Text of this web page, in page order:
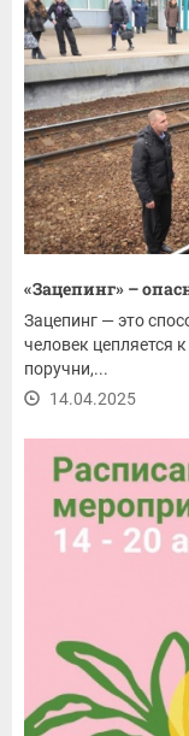
«Зацепинг» –
Зацепинг — это
человек цепляется
поручни,...
14.04.2025